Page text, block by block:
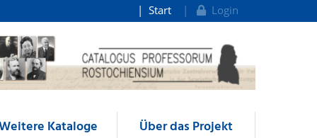
Start Login
Kataloge Über das Projekt